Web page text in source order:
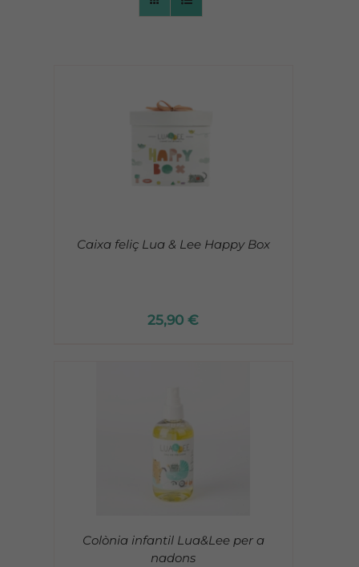
Caixa feliç Lua & Lee Happy Box
25,90€
Colònia infantil Lua&Lee per a
nadons